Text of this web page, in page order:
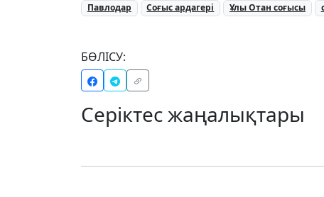
Павлодар Соғыс ардагері Ұлы Отан соғысы
БӨЛІСУ:
Серіктес жаңалықтары